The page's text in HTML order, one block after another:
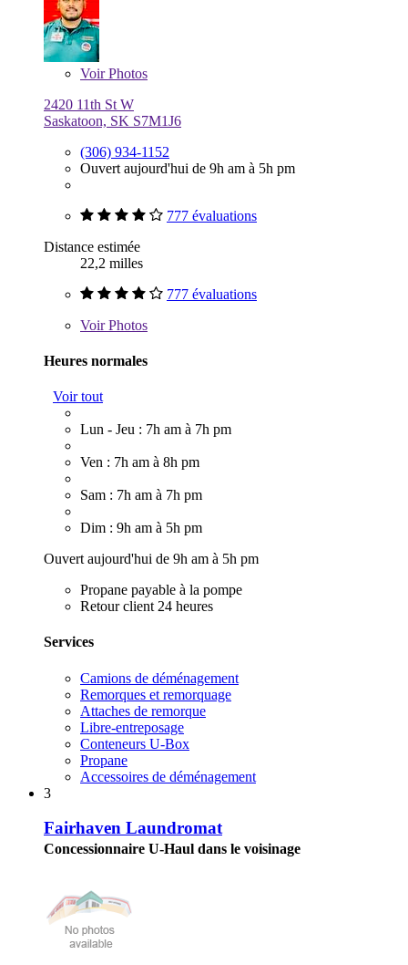
VoirPhotos
2420 11th St W
Saskatoon, SK S7M1J6
(306) 934-1152
Ouvert aujourd'hui de 9h am à 5h pm
777 évaluations
Distance estimée
22,2 milles
777 évaluations
VoirPhotos
Heures normales
Voir tout
Lun - Jeu : 7h am à 7h pm
Ven : 7h am à 8h pm
Sam : 7h am à 7h pm
Dim : 9h am à 5h pm
Ouvert aujourd'hui de 9h am à 5h pm
Propane payable à la pompe
Retour client 24 heures
Services
Camions de déménagement
Remorques et remorquage
Attaches de remorque
Libre-entreposage
Conteneurs U-Box
Propane
Accessoires de déménagement
3
Fairhaven Laundromat
Concessionnaire U-Haul dans le voisinage